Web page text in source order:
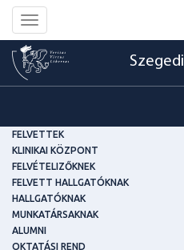
Toggle
navigation
FELVETTEK
KLINIKAI KÖZPONT
FELVÉTELIZŐKNEK
FELVETT HALLGATÓKNAK
HALLGATÓKNAK
MUNKATÁRSAKNAK
ALUMNI
OKTATÁSI REND